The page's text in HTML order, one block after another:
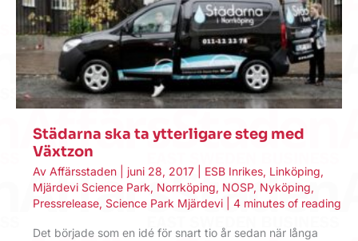
Städarna ska ta ytterligare steg med
Växtzon
Av Affärsstaden juni 28, 2017 ESB Inrikes, Linköping,
Mjärdevi Science Park, Norrköping, NOSP, Nyköping,
Pressrelease, Science Park Mjärdevi 4 minutes of reading
Det började som en idé för snart tio år sedan när långa